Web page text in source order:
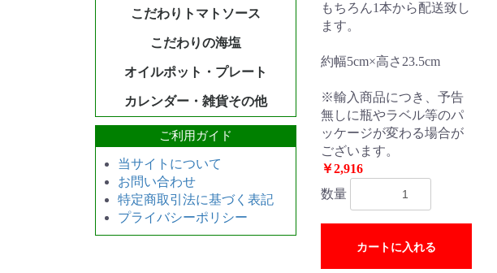
こだわりトマトソース
こだわりの海塩
オイルポット・プレート
カレンダー・雑貨その他
ご利用ガイド
当サイトについて
お問い合わせ
特定商取引法に基づく表記
プライバシーポリシー
もちろん1本から配送致し
ます。
約幅5cm×高さ23.5cm
※輸入商品につき、予告
無しに瓶やラベル等のパ
ッケージが変わる場合が
ございます。
￥2,916
数量
カートに入れる